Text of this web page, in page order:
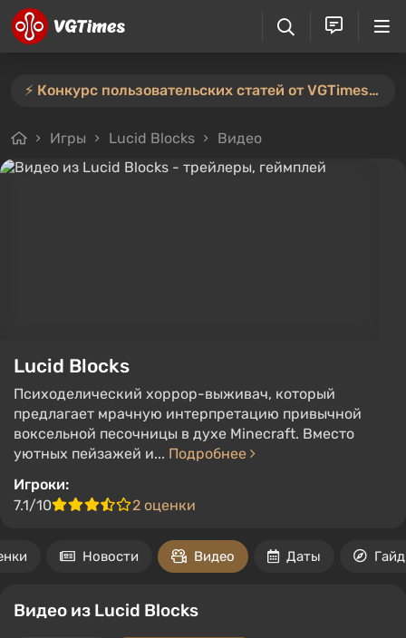
⚡️ Конкурс пользовательских статей от VGTimes продлён — участвуйте тут ⚡️
Игры Lucid Blocks Видео
Lucid Blocks
Психоделический хоррор-выживач, который
предлагает мрачную интерпретацию привычной
воксельной песочницы в духе Minecraft. Вместо
уютных пейзажей и... Подробнее
Игроки:
7.1/10
2 оценки
Новости Видео Даты
Видео из Lucid Blocks